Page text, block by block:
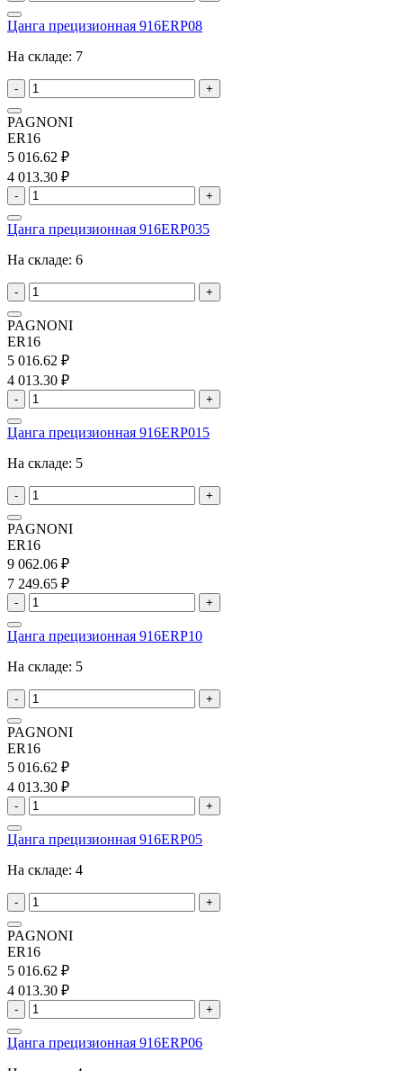
Цанга прецизионная 916ERP08
На складе: 7
- +
PAGNONI
ER16
5 016.62 ₽
4 013.30 ₽
- +
Цанга прецизионная 916ERP035
На складе: 6
- +
PAGNONI
ER16
5 016.62 ₽
4 013.30 ₽
- +
Цанга прецизионная 916ERP015
На складе: 5
- +
PAGNONI
ER16
9 062.06 ₽
7 249.65 ₽
- +
Цанга прецизионная 916ERP10
На складе: 5
- +
PAGNONI
ER16
5 016.62 ₽
4 013.30 ₽
- +
Цанга прецизионная 916ERP05
На складе: 4
- +
PAGNONI
ER16
5 016.62 ₽
4 013.30 ₽
- +
Цанга прецизионная 916ERP06